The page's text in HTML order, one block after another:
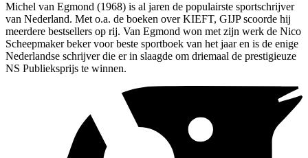
Michel van Egmond (1968) is al jaren de populairste sportschrijver
van Nederland. Met o.a. de boeken over KIEFT, GIJP scoorde hij
meerdere bestsellers op rij. Van Egmond won met zijn werk de Nico
Scheepmaker beker voor beste sportboek van het jaar en is de enige
Nederlandse schrijver die er in slaagde om driemaal de prestigieuze
NS Publieksprijs te winnen.